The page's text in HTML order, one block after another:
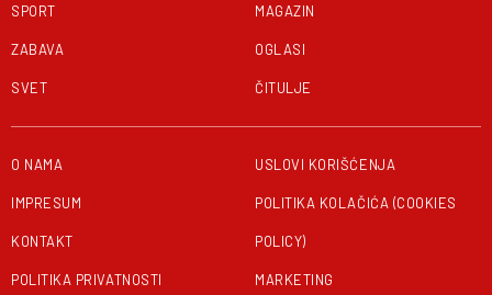
SPORT
ZABAVA
SVET
MAGAZIN
OGLASI
ČITULJE
O NAMA
IMPRESUM
KONTAKT
POLITIKA PRIVATNOSTI
USLOVI KORIŠĆENJA
POLITIKA KOLAČIĆA (COOKIES
POLICY)
MARKETING